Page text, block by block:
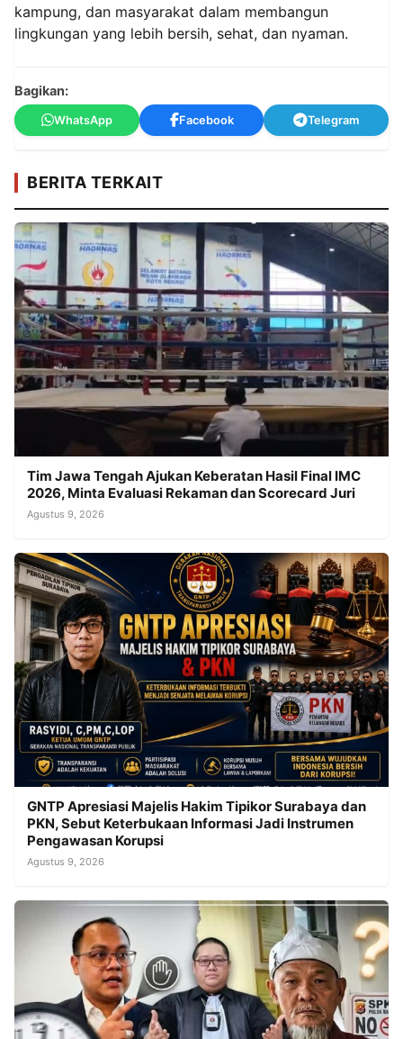
kampung, dan masyarakat dalam membangun
lingkungan yang lebih bersih, sehat, dan nyaman.
Bagikan:
WhatsApp Facebook Telegram
BERITA TERKAIT
Tim Jawa Tengah Ajukan Keberatan Hasil Final IMC
2026, Minta Evaluasi Rekaman dan Scorecard Juri
Agustus 9, 2026
GNTP Apresiasi Majelis Hakim Tipikor Surabaya dan
PKN, Sebut Keterbukaan Informasi Jadi Instrumen
Pengawasan Korupsi
Agustus 9, 2026